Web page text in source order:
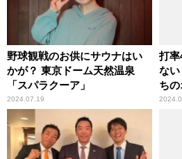
野球観戦のお供にサウナはい
かが？ 東京ドーム天然温泉
「スパラクーア」
2024.07.19
打率
な
ち